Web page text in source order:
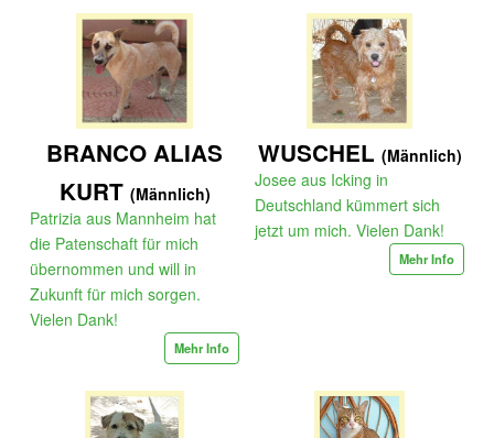
BRANCO ALIAS
KURT (Männlich)
Patrizia aus Mannheim hat
die Patenschaft für mich
übernommen und will in
Zukunft für mich sorgen.
Vielen Dank!
Mehr Info
WUSCHEL (Männlich)
Josee aus Icking in
Deutschland kümmert sich
jetzt um mich. Vielen Dank!
Mehr Info